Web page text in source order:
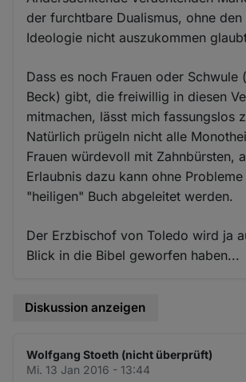
der furchtbare Dualismus, ohne den
Ideologie nicht auszukommen
Dass es noch Frauen oder Schwule
Beck) gibt, die freiwillig in diesen
mitmachen, lässt mich fassungslos
Natürlich prügeln nicht alle
Frauen würdevoll mit Zahnbürsten,
Erlaubnis dazu kann ohne
"heiligen" Buch abgeleitet werden.
Der Erzbischof von Toledo wird ja
Blick in die Bibel geworfen haben...
Diskussion anzeigen
Wolfgang Stoeth (nicht überprüft)
Mi. 13 Jan 2016 - 13:44